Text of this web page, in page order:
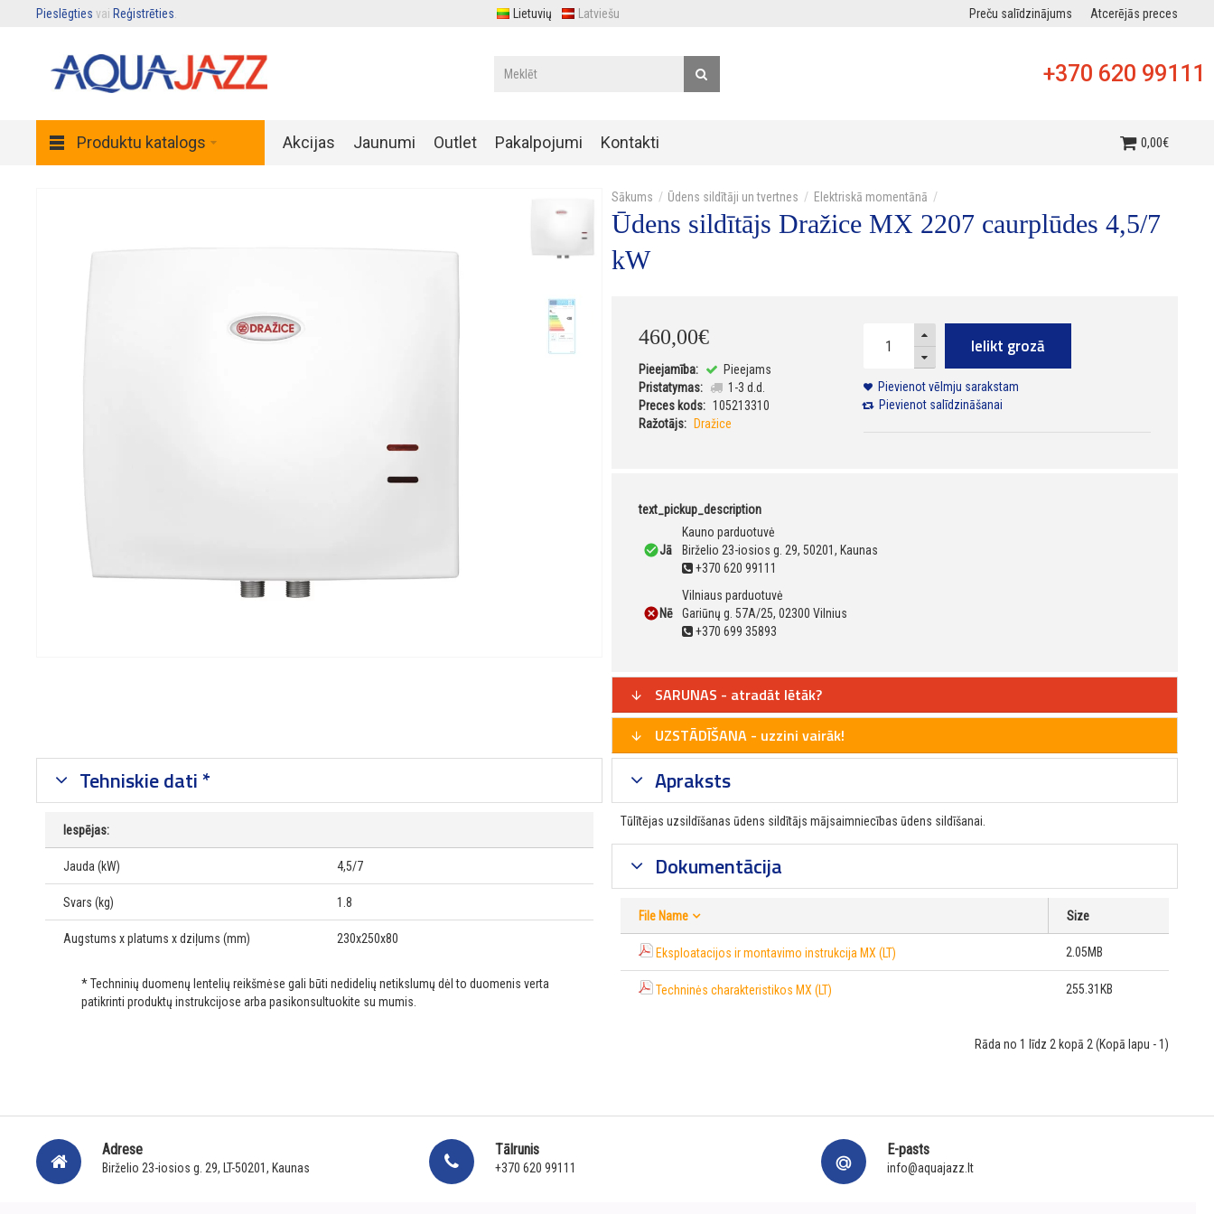
Pieslēgties vai Reģistrēties Lietuvių Latviešu Preču salīdzinājums Atcerējās preces
+370 620 99111
Produktu katalogs Akcijas Jaunumi Outlet Pakalpojumi Kontakti 0,00€
Ūdens sildītāji un tvertnes Elektriskā momentānā
Ūdens sildītājs Dražice MX 2207 caurplūdes 4,5/7
kW
460,00€
Pieejamība:
Pieejams
Pristatymas:
1-3 d.d.
Preces kods: 105213310
Ražotājs:
Dražice
Ielikt grozā
Pievienot vēlmju sarakstam
Pievienot salīdzināšanai
text_pickup_description
Jā
Kauno parduotuvė
Birželio 23-iosios g. 29, 50201, Kaunas
+370 620 99111
Nē
Vilniaus parduotuvė
Gariūnų g. 57A/25, 02300 Vilnius
+370 699 35893
SARUNAS - atradāt lētāk?
UZSTĀDĪŠANA - uzzini vairāk!
Tehniskie dati *
Iespējas:
Jauda (kW) 4,5/7
Svars (kg) 1.8
Augstums x platums x dziļums (mm) 230x250x80
* Techninių duomenų lentelių reikšmėse gali būti nedidelių netikslumų dėl to duomenis verta
patikrinti produktų instrukcijose arba pasikonsultuokite su mumis.
Apraksts
Tūlītējas uzsildīšanas ūdens sildītājs mājsaimniecības ūdens sildīšanai.
Dokumentācija
File Name Size
Eksploatacijos ir montavimo instrukcija MX (LT) 2.05MB
Techninės charakteristikos MX (LT) 255.31KB
Rāda no 1 līdz 2 kopā 2 (Kopā lapu - 1)
Adrese
Birželio 23-iosios g. 29, LT-50201, Kaunas
Tālrunis
+370 620 99111
E-pasts
info@aquajazz.lt